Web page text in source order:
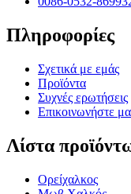
Πληροφορίες
Σχετικά με εμάς
Προϊόντα
Συχνές ερωτήσεις
Επικοινωνήστε
Λίστα
Ορείχαλκος